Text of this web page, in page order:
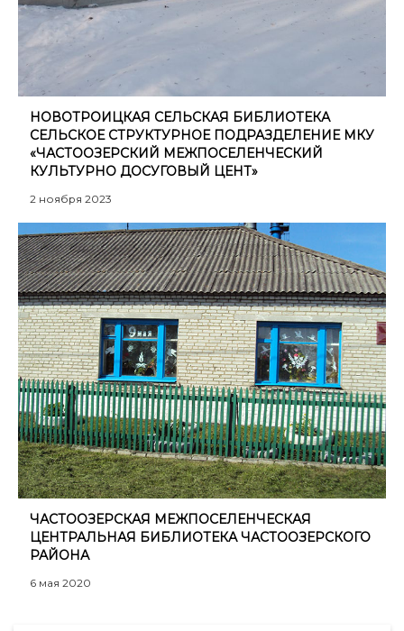
НОВОТРОИЦКАЯ СЕЛЬСКАЯ БИБЛИОТЕКА
СЕЛЬСКОЕ СТРУКТУРНОЕ ПОДРАЗДЕЛЕНИЕ МКУ
«ЧАСТООЗЕРСКИЙ МЕЖПОСЕЛЕНЧЕСКИЙ
КУЛЬТУРНО ДОСУГОВЫЙ ЦЕНТ»
2 ноября 2023
ЧАСТООЗЕРСКАЯ МЕЖПОСЕЛЕНЧЕСКАЯ
ЦЕНТРАЛЬНАЯ БИБЛИОТЕКА ЧАСТООЗЕРСКОГО
РАЙОНА
6 мая 2020